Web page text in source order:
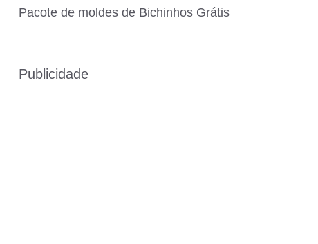
Pacote de moldes de Bichinhos Grátis
Publicidade